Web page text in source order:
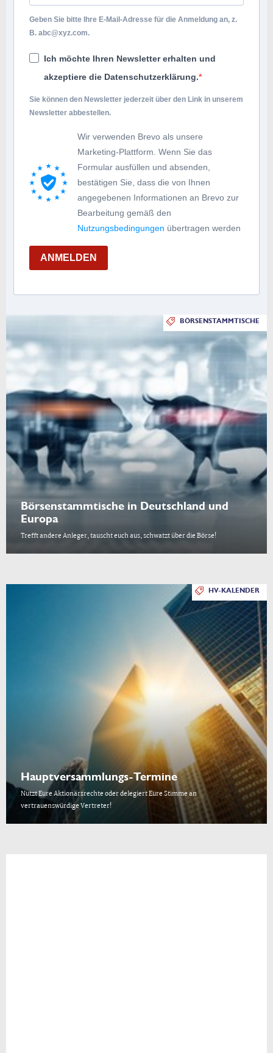
Geben Sie bitte Ihre E-Mail-Adresse für die Anmeldung an, z.
B. abc@xyz.com.
Ich möchte Ihren Newsletter erhalten und
akzeptiere die Datenschutzerklärung.
Sie können den Newsletter jederzeit über den Link in unserem
Newsletter abbestellen.
Wir verwenden Brevo als unsere
Marketing-Plattform. Wenn Sie das
Formular ausfüllen und absenden,
bestätigen Sie, dass die von Ihnen
angegebenen Informationen an Brevo zur
Bearbeitung gemäß den
Nutzungsbedingungen übertragen werden
ANMELDEN
BÖRSENSTAMMTISCHE
Börsenstammtische in Deutschland und
Europa
Trefft andere Anleger, tauscht euch aus, schwatzt über die Börse!
HV-KALENDER
Hauptversammlungs-Termine
Nutzt Eure Aktionärsrechte oder delegiert Eure Stimme an
vertrauenswürdige Vertreter!